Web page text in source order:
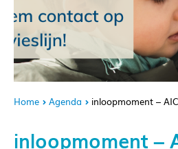
Home Agenda inloopmoment –
inloopmoment –